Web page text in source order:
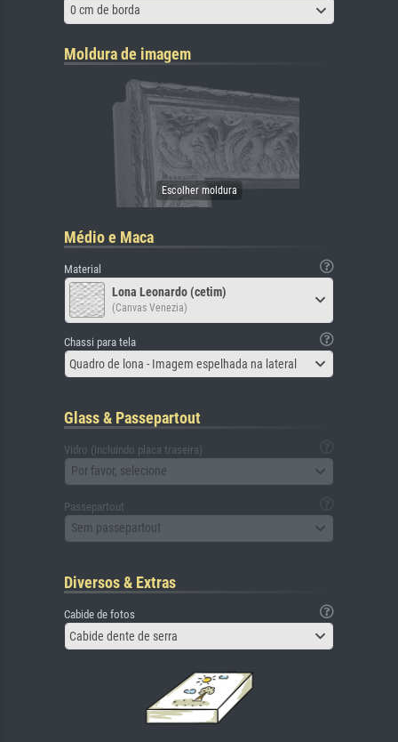
0 cm de borda
Moldura de imagem
Médio e Maca
Material
Lona Leonardo (cetim)
(Canvas Venezia)
Chassi para tela
Quadro de lona - Imagem espelhada na lateral
Glass & Passepartout
Vidro (incluindo placa traseira)
Por favor, selecione
Passepartout
Sem passepartout
Diversos & Extras
Cabide de fotos
Cabide dente de serra